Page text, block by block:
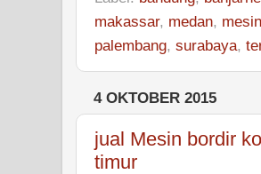
makassar, medan,
palembang, surabaya,
4 OKTOBER 2015
jual Mesin bordir
timur